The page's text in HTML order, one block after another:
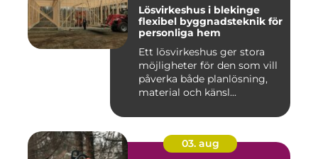
Lösvirkeshus i blekinge
flexibel byggnadsteknik för
personliga hem
Ett lösvirkeshus ger stora
möjligheter för den som vill
påverka både planlösning,
material och känsl...
03. aug